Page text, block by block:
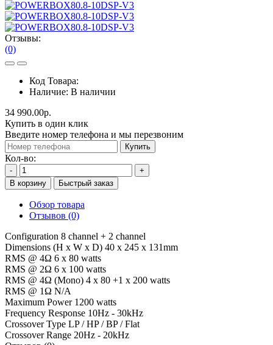
Отзывы:
(0)
Код Товара:
Наличие: В наличии
34 990.00р.
Купить в один клик
Введите номер телефона и мы перезвоним
Купить
Кол-во:
-
+
В корзину
Быстрый заказ
Обзор товара
Отзывов (0)
Configuration 8 channel + 2 channel
Dimensions (H x W x D) 40 x 245 x 131mm
RMS @ 4Ω 6 x 80 watts
RMS @ 2Ω 6 x 100 watts
RMS @ 4Ω (Mono) 4 x 80 +1 x 200 watts
RMS @ 1Ω N/A
Maximum Power 1200 watts
Frequency Response 10Hz - 30kHz
Crossover Type LP / HP / BP / Flat
Crossover Range 20Hz - 20kHz